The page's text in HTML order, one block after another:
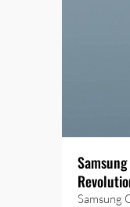
Samsung